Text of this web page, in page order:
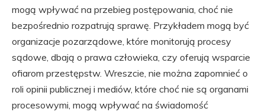
mogą wpływać na przebieg postępowania, choć nie
bezpośrednio rozpatrują sprawę. Przykładem mogą być
organizacje pozarządowe, które monitorują procesy
sądowe, dbają o prawa człowieka, czy oferują wsparcie
ofiarom przestępstw. Wreszcie, nie można zapomnieć o
roli opinii publicznej i mediów, które choć nie są organami
procesowymi, mogą wpływać na świadomość